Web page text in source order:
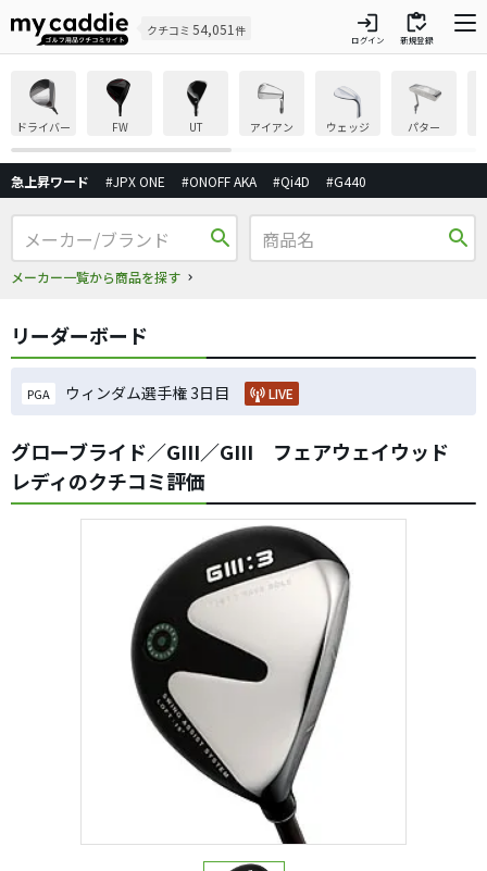
クチコミ 54,051 件 login
ログイン
inventory
新規登録
ドライバー FW UT アイアン ウェッジ パター
急上昇ワード #JPX ONE #ONOFF AKA #Qi4D #G440
search
メーカー一覧から商品を探す
search
リーダーボード
PGA ウィンダム選手権 3日目 LIVE
グローブライド／GIII／GIII フェアウェイウッド
レディのクチコミ評価